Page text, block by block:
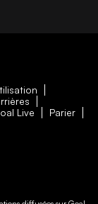
Live Parier